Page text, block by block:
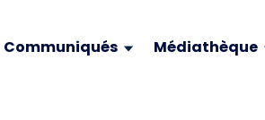
Communiqués Médiathèque